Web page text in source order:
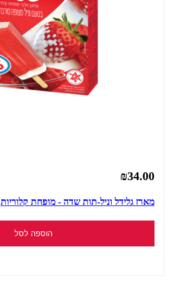
₪34.00
מארז גלידל וניל-תות שדה - מופחת קלוריות
הוספה לסל